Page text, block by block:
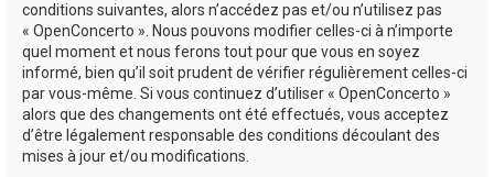
conditions suivantes, alors n’accédez pas et/ou n’utilisez pas
« OpenConcerto ». Nous pouvons modifier celles-ci à n’importe
quel moment et nous ferons tout pour que vous en soyez
informé, bien qu’il soit prudent de vérifier régulièrement celles-ci
par vous-même. Si vous continuez d’utiliser « OpenConcerto »
alors que des changements ont été effectués, vous acceptez
d’être légalement responsable des conditions découlant des
mises à jour et/ou modifications.